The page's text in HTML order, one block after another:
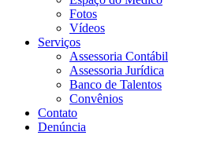
Fotos
Vídeos
Serviços
Assessoria Contábil
Assessoria Jurídica
Banco de Talentos
Convênios
Contato
Denúncia